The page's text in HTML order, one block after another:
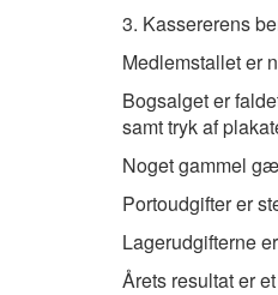
3. Kassererens
Medlemstallet er
Bogsalget er
samt tryk af
Noget gammel
Portoudgifter er
Lagerudgifterne
Årets resultat er